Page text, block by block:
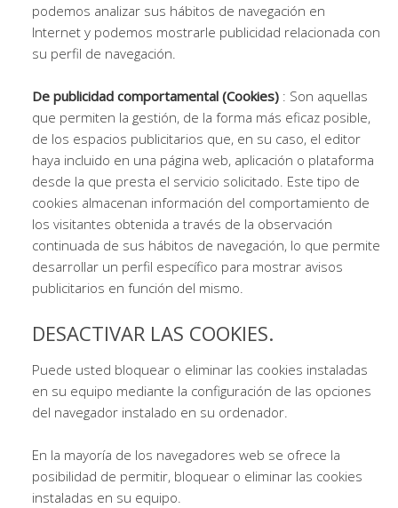
podemos analizar sus hábitos de navegación en
Internet y podemos mostrarle publicidad relacionada con
su perfil de navegación.
De publicidad comportamental (Cookies) : Son aquellas
que permiten la gestión, de la forma más eficaz posible,
de los espacios publicitarios que, en su caso, el editor
haya incluido en una página web, aplicación o plataforma
desde la que presta el servicio solicitado. Este tipo de
cookies almacenan información del comportamiento de
los visitantes obtenida a través de la observación
continuada de sus hábitos de navegación, lo que permite
desarrollar un perfil específico para mostrar avisos
publicitarios en función del mismo.
DESACTIVAR LAS COOKIES.
Puede usted bloquear o eliminar las cookies instaladas
en su equipo mediante la configuración de las opciones
del navegador instalado en su ordenador.
En la mayoría de los navegadores web se ofrece la
posibilidad de permitir, bloquear o eliminar las cookies
instaladas en su equipo.